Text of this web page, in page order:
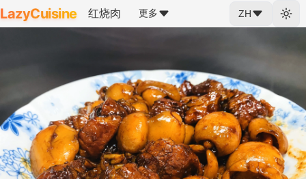
LazyCuisine 红烧肉 更多 ZH